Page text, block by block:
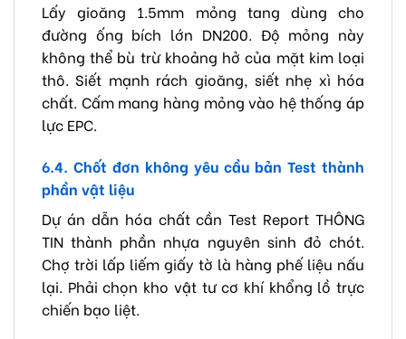
Lấy gioăng 1.5mm mỏng tang dùng cho
đường ống bích lớn DN200. Độ mỏng này
không thể bù trừ khoảng hở của mặt kim loại
thô. Siết mạnh rách gioăng, siết nhẹ xì hóa
chất. Cấm mang hàng mỏng vào hệ thống áp
lực EPC.
6.4. Chốt đơn không yêu cầu bản Test thành
phần vật liệu
Dự án dẫn hóa chất cần Test Report THÔNG
TIN thành phần nhựa nguyên sinh đỏ chót.
Chợ trời lấp liếm giấy tờ là hàng phế liệu nấu
lại. Phải chọn kho vật tư cơ khí khổng lồ trực
chiến bạo liệt.